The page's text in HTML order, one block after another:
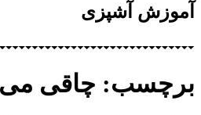
آموزش آشپزی
برچسب: چاقی می